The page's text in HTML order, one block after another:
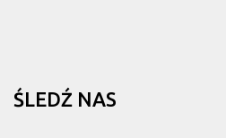
ŚLEDŹ NAS